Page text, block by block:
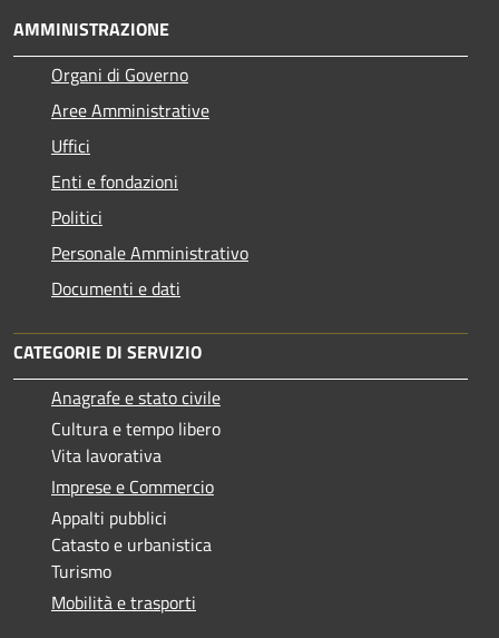
AMMINISTRAZIONE
Organi di Governo
Aree Amministrative
Uffici
Enti e fondazioni
Politici
Personale Amministrativo
Documenti e dati
CATEGORIE DI SERVIZIO
Anagrafe e stato civile
Cultura e tempo libero
Vita lavorativa
Imprese e Commercio
Appalti pubblici
Catasto e urbanistica
Turismo
Mobilità e trasporti